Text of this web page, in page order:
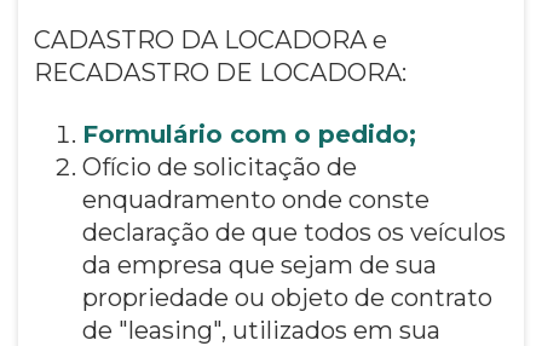
CADASTRO DA LOCADORA e
RECADASTRO DE LOCADORA:
Formulário com o pedido;
Ofício de solicitação de
enquadramento onde conste
declaração de que todos os veículos
da empresa que sejam de sua
propriedade ou objeto de contrato
de "leasing", utilizados em sua